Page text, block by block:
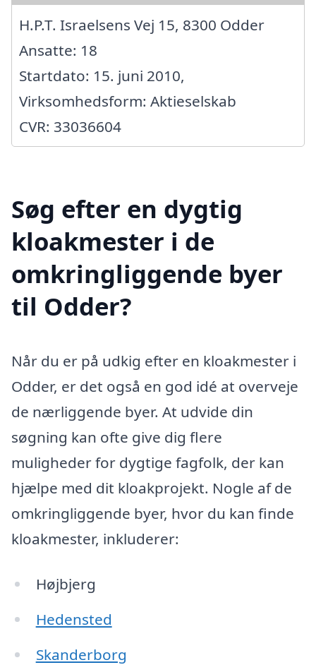
H.P.T. Israelsens Vej 15, 8300 Odder
Ansatte: 18
Startdato: 15. juni 2010,
Virksomhedsform: Aktieselskab
CVR: 33036604
Søg efter en dygtig
kloakmester i de
omkringliggende byer
til Odder?
Når du er på udkig efter en kloakmester i
Odder, er det også en god idé at overveje
de nærliggende byer. At udvide din
søgning kan ofte give dig flere
muligheder for dygtige fagfolk, der kan
hjælpe med dit kloakprojekt. Nogle af de
omkringliggende byer, hvor du kan finde
kloakmester, inkluderer:
Højbjerg
Hedensted
Skanderborg